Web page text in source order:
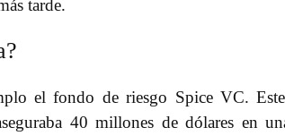
tarde.
el fondo de riesgo Spice VC.
40 millones de dólares en